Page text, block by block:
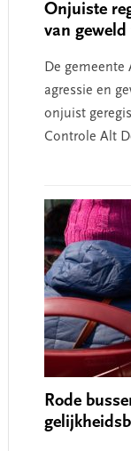
Onjuiste
van geweld
De
agressie en
onjuist
Controle Alt
Rode